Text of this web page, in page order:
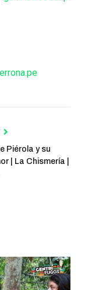
Piérola y su
| La Chismería |